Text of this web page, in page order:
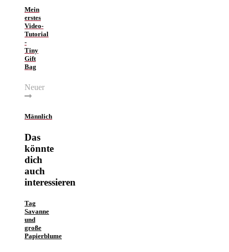
Mein
erstes
Video-
Tutorial
-
Tiny
Gift
Bag
Neuer
Männlich
Das
könnte
dich
auch
interessieren
Tag
Savanne
und
große
Papierblume